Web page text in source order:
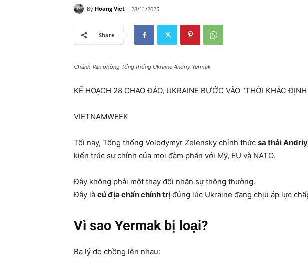
By Hoang Viet 28/11/2025
Share
Chánh Văn phòng Tổng thống Ukraine Andriy Yermak
KẾ HOẠCH 28 CHAO ĐẢO, UKRAINE BƯỚC VÀO “THỜI KHẮC ĐỊNH
VIETNAMWEEK
Tối nay, Tổng thống Volodymyr Zelensky chính thức sa thải
kiến trúc sư chính của mọi đàm phán với Mỹ, EU và NATO.
Đây không phải một thay đổi nhân sự thông thường.
Đây là cú địa chấn chính trị đúng lúc Ukraine đang chịu áp lực
Vì sao Yermak bị loại?
Ba lý do chồng lên nhau: